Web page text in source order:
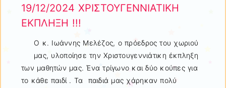
19/12/2024 ΧΡΙΣΤΟΥΓΕΝΝΙΑΤΙΚΗ
ΕΚΠΛΗΞΗ !!!
Ο κ. Ιωάννης Μελέζος, ο πρόεδρος του χωριού
μας, υλοποίησε την Χριστουγεννιάτικη έκπληξη
των μαθητών μας. Ένα τρίγωνο και δύο κούπες για
το κάθε παιδί . Τα παιδιά μας χάρηκαν πολύ